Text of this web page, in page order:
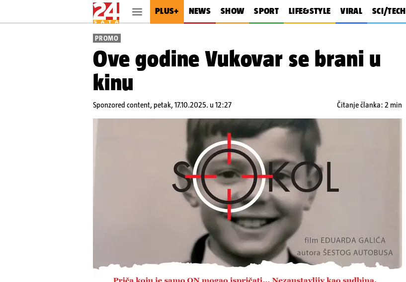
PLUS+ NEWS SHOW SPORT LIFE&STYLE VIRAL SCI/TECH
PROMO
Ove godine Vukovar se brani u
kinu
Sponzored content, petak, 17.10.2025. u 12:27 Čitanje članka: 2 min